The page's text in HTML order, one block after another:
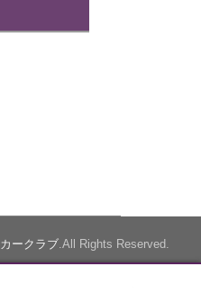
ークラブ .All Rights Reserved.